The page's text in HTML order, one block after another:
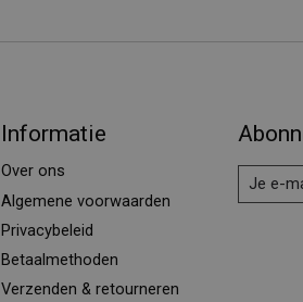
Informatie
Over ons
Algemene voorwaarden
Privacybeleid
Betaalmethoden
Verzenden & retourneren